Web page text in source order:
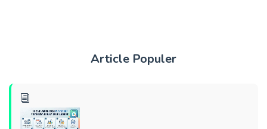
Article Populer